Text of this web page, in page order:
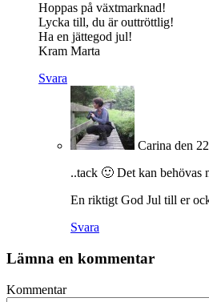
Hoppas på växtmarknad!
Lycka till, du är outtröttlig!
Ha en jättegod jul!
Kram Marta
Svara
Carina den
..tack 🙂 Det kan behövas
En riktigt God Jul till er
Svara
Lämna en kommentar
Kommentar